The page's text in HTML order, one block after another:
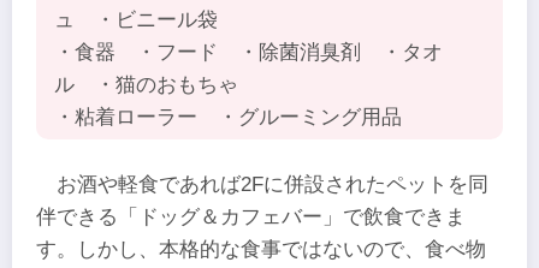
ュ ・ビニール袋
・食器 ・フード ・除菌消臭剤 ・タオ
ル ・猫のおもちゃ
・粘着ローラー ・グルーミング用品
お酒や軽食であれば2Fに併設されたペットを同
伴できる「ドッグ＆カフェバー」で飲食できま
す。しかし、本格的な食事ではないので、食べ物